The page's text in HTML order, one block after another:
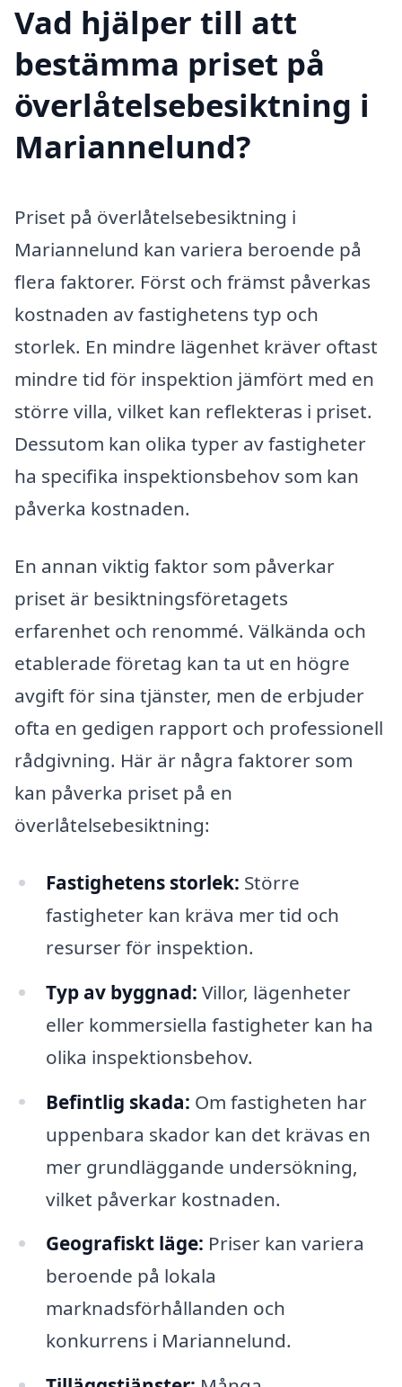
Vad hjälper till att
bestämma priset på
överlåtelsebesiktning i
Mariannelund?
Priset på överlåtelsebesiktning i
Mariannelund kan variera beroende på
flera faktorer. Först och främst påverkas
kostnaden av fastighetens typ och
storlek. En mindre lägenhet kräver oftast
mindre tid för inspektion jämfört med en
större villa, vilket kan reflekteras i priset.
Dessutom kan olika typer av fastigheter
ha specifika inspektionsbehov som kan
påverka kostnaden.
En annan viktig faktor som påverkar
priset är besiktningsföretagets
erfarenhet och renommé. Välkända och
etablerade företag kan ta ut en högre
avgift för sina tjänster, men de erbjuder
ofta en gedigen rapport och professionell
rådgivning. Här är några faktorer som
kan påverka priset på en
överlåtelsebesiktning:
Fastighetens storlek: Större
fastigheter kan kräva mer tid och
resurser för inspektion.
Typ av byggnad: Villor, lägenheter
eller kommersiella fastigheter kan ha
olika inspektionsbehov.
Befintlig skada: Om fastigheten har
uppenbara skador kan det krävas en
mer grundläggande undersökning,
vilket påverkar kostnaden.
Geografiskt läge: Priser kan variera
beroende på lokala
marknadsförhållanden och
konkurrens i Mariannelund.